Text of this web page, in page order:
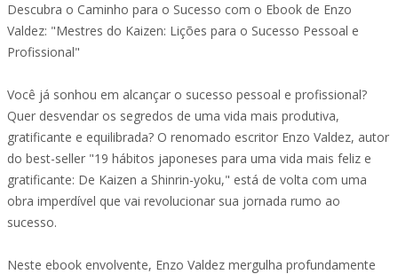
Descubra o Caminho para o Sucesso com o Ebook de Enzo
Valdez: "Mestres do Kaizen: Lições para o Sucesso Pessoal e
Profissional"
Você já sonhou em alcançar o sucesso pessoal e profissional?
Quer desvendar os segredos de uma vida mais produtiva,
gratificante e equilibrada? O renomado escritor Enzo Valdez, autor
do best-seller "19 hábitos japoneses para uma vida mais feliz e
gratificante: De Kaizen a Shinrin-yoku," está de volta com uma
obra imperdível que vai revolucionar sua jornada rumo ao
sucesso.
Neste ebook envolvente, Enzo Valdez mergulha profundamente